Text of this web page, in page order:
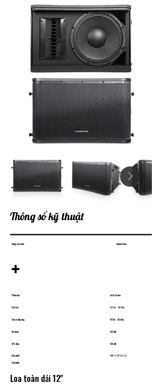
Thông số kỹ thuật
Hãng sản xuất Sound Town
+
Phân loại Loa Passive
Dải tần ̀40 Hz - 20 kHz.
Tần số đáp ứng 45 Hz - 20 kHz.
Độ nhạy ​102 dB
SPL Max 130 dB
Góc phát
120º x 15º (H x V)
Cấu hình
Loa toàn dải 12"